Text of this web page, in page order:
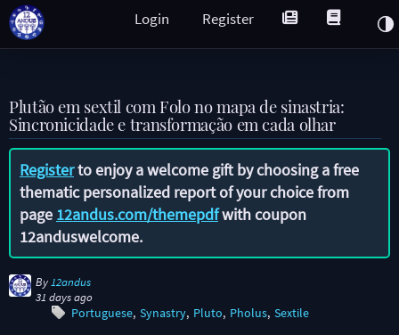
Register
Login
Plutão em sextil com Folo no mapa de sinastria:
Sincronicidade e transformação em cada olhar
Registerto enjoy a welcome gift by choosing a free
thematic personalized report of your choice from
page 12andus.com/themepdfwith coupon
12anduswelcome.
By 12andus
31 days ago
Portuguese Synastry Pluto Pholus Sextile